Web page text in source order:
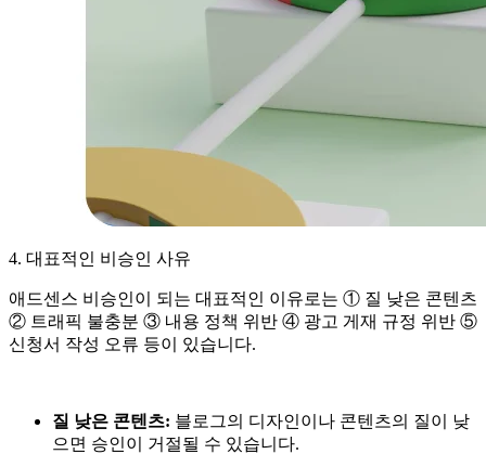
4. 대표적인 비승인 사유
애드센스 비승인이 되는 대표적인 이유로는 ① 질 낮은 콘텐츠
② 트래픽 불충분 ③ 내용 정책 위반 ④ 광고 게재 규정 위반 ⑤
신청서 작성 오류 등이 있습니다.
질 낮은 콘텐츠: 블로그의 디자인이나 콘텐츠의 질이 낮
으면 승인이 거절될 수 있습니다.